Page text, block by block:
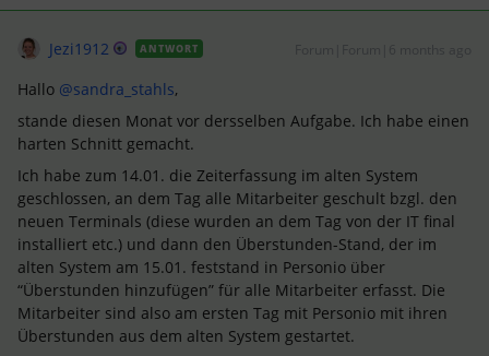
Jezi1912 ANTWORT
Hallo ​ @sandra_stahls,
stande diesen Monat vor dersselben Aufgabe. Ich habe einen
harten Schnitt gemacht.
Ich habe zum 14.01. die Zeiterfassung im alten System
geschlossen, an dem Tag alle Mitarbeiter geschult bzgl. den
neuen Terminals (diese wurden an dem Tag von der IT final
installiert etc.) und dann den Überstunden-Stand, der im
alten System am 15.01. feststand in Personio über
“Überstunden hinzufügen” für alle Mitarbeiter erfasst. Die
Mitarbeiter sind also am ersten Tag mit Personio mit ihren
Überstunden aus dem alten System gestartet.